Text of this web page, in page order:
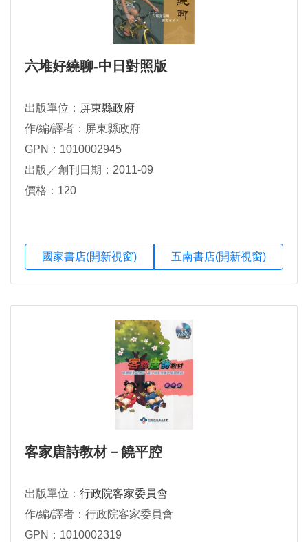
六堆好繞聊-中日對照版
出版單位： 屏東縣政府
作/編/譯者：屏東縣政府
GPN：1010002945
出版／創刊日期：2011-09
價格：120
國家書店(開新視窗) 五南書店(開新視窗)
客家唐詩教材－饒平腔
出版單位： 行政院客家委員會
作/編/譯者：行政院客家委員會
GPN：1010002319